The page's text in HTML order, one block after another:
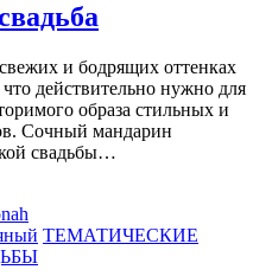
и бодрящих оттенках
действительно нужно для
образа стильных и
Сочный мандарин
свадьбы…
ТЕМАТИЧЕСКИЕ